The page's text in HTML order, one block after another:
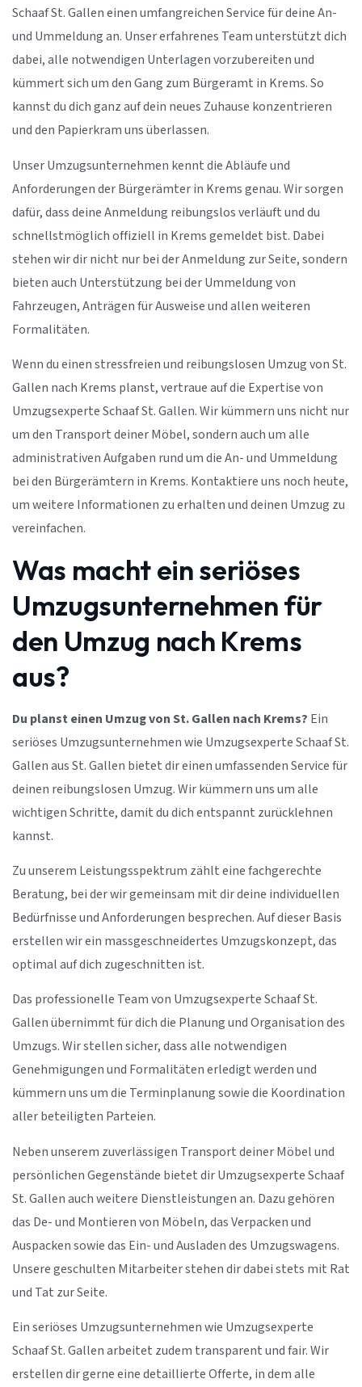
Schaaf St. Gallen einen umfangreichen Service für deine An-
und Ummeldung an. Unser erfahrenes Team unterstützt dich
dabei, alle notwendigen Unterlagen vorzubereiten und
kümmert sich um den Gang zum Bürgeramt in Krems. So
kannst du dich ganz auf dein neues Zuhause konzentrieren
und den Papierkram uns überlassen.
Unser Umzugsunternehmen kennt die Abläufe und
Anforderungen der Bürgerämter in Krems genau. Wir sorgen
dafür, dass deine Anmeldung reibungslos verläuft und du
schnellstmöglich offiziell in Krems gemeldet bist. Dabei
stehen wir dir nicht nur bei der Anmeldung zur Seite, sondern
bieten auch Unterstützung bei der Ummeldung von
Fahrzeugen, Anträgen für Ausweise und allen weiteren
Formalitäten.
Wenn du einen stressfreien und reibungslosen Umzug von St.
Gallen nach Krems planst, vertraue auf die Expertise von
Umzugsexperte Schaaf St. Gallen. Wir kümmern uns nicht nur
um den Transport deiner Möbel, sondern auch um alle
administrativen Aufgaben rund um die An- und Ummeldung
bei den Bürgerämtern in Krems. Kontaktiere uns noch heute,
um weitere Informationen zu erhalten und deinen Umzug zu
vereinfachen.
Was macht ein seriöses
Umzugsunternehmen für
den Umzug nach Krems
aus?
Du planst einen Umzug von St. Gallen nach Krems? Ein
seriöses Umzugsunternehmen wie Umzugsexperte Schaaf St.
Gallen aus St. Gallen bietet dir einen umfassenden Service für
deinen reibungslosen Umzug. Wir kümmern uns um alle
wichtigen Schritte, damit du dich entspannt zurücklehnen
kannst.
Zu unserem Leistungsspektrum zählt eine fachgerechte
Beratung, bei der wir gemeinsam mit dir deine individuellen
Bedürfnisse und Anforderungen besprechen. Auf dieser Basis
erstellen wir ein massgeschneidertes Umzugskonzept, das
optimal auf dich zugeschnitten ist.
Das professionelle Team von Umzugsexperte Schaaf St.
Gallen übernimmt für dich die Planung und Organisation des
Umzugs. Wir stellen sicher, dass alle notwendigen
Genehmigungen und Formalitäten erledigt werden und
kümmern uns um die Terminplanung sowie die Koordination
aller beteiligten Parteien.
Neben unserem zuverlässigen Transport deiner Möbel und
persönlichen Gegenstände bietet dir Umzugsexperte Schaaf
St. Gallen auch weitere Dienstleistungen an. Dazu gehören
das De- und Montieren von Möbeln, das Verpacken und
Auspacken sowie das Ein- und Ausladen des Umzugswagens.
Unsere geschulten Mitarbeiter stehen dir dabei stets mit Rat
und Tat zur Seite.
Ein seriöses Umzugsunternehmen wie Umzugsexperte
Schaaf St. Gallen arbeitet zudem transparent und fair. Wir
erstellen dir gerne eine detaillierte Offerte, in dem alle